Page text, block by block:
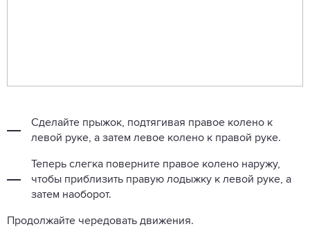
Сделайте прыжок, подтягивая правое колено к
левой руке, а затем левое колено к правой руке.
Теперь слегка поверните правое колено наружу,
чтобы приблизить правую лодыжку к левой руке, а
затем наоборот.
Продолжайте чередовать движения.